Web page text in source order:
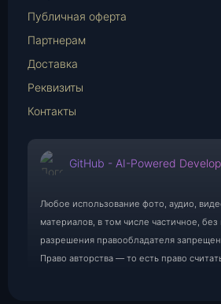
Публичная оферта
Партнерам
Доставка
Реквизиты
Контакты
GitHub - AI-Powered
Любое использование фото, аудио,
материалов, в том числе частичное,
разрешения правообладателя
Право авторства — то есть право